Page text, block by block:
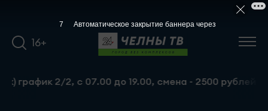
16+
2/2, с 07.00 до 19.00, смена - 2500 рублей. Пр-т
6 Автоматическое закрытие баннера через